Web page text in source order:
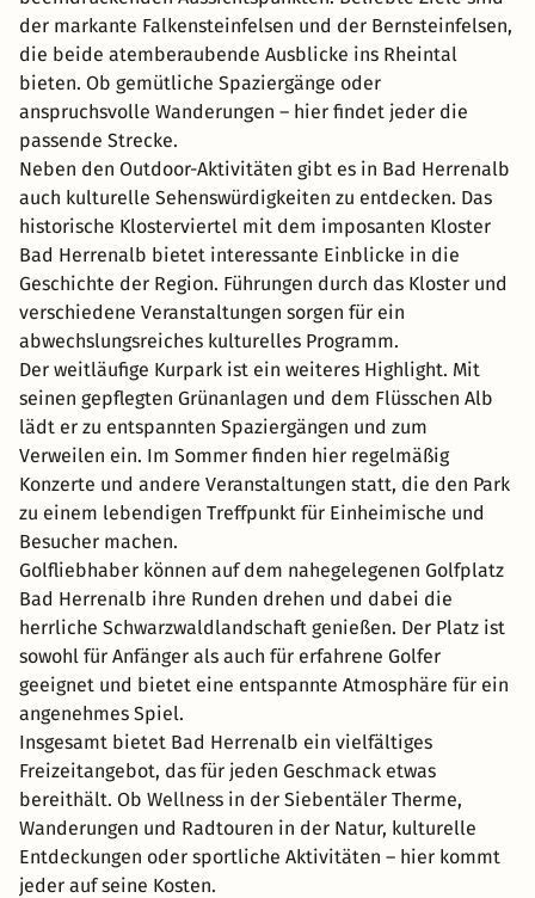
der markante Falkensteinfelsen und der Bernsteinfelsen,
die beide atemberaubende Ausblicke ins Rheintal
bieten. Ob gemütliche Spaziergänge oder
anspruchsvolle Wanderungen – hier findet jeder die
passende Strecke.
Neben den Outdoor-Aktivitäten gibt es in Bad Herrenalb
auch kulturelle Sehenswürdigkeiten zu entdecken. Das
historische Klosterviertel mit dem imposanten Kloster
Bad Herrenalb bietet interessante Einblicke in die
Geschichte der Region. Führungen durch das Kloster und
verschiedene Veranstaltungen sorgen für ein
abwechslungsreiches kulturelles Programm.
Der weitläufige Kurpark ist ein weiteres Highlight. Mit
seinen gepflegten Grünanlagen und dem Flüsschen Alb
lädt er zu entspannten Spaziergängen und zum
Verweilen ein. Im Sommer finden hier regelmäßig
Konzerte und andere Veranstaltungen statt, die den Park
zu einem lebendigen Treffpunkt für Einheimische und
Besucher machen.
Golfliebhaber können auf dem nahegelegenen Golfplatz
Bad Herrenalb ihre Runden drehen und dabei die
herrliche Schwarzwaldlandschaft genießen. Der Platz ist
sowohl für Anfänger als auch für erfahrene Golfer
geeignet und bietet eine entspannte Atmosphäre für ein
angenehmes Spiel.
Insgesamt bietet Bad Herrenalb ein vielfältiges
Freizeitangebot, das für jeden Geschmack etwas
bereithält. Ob Wellness in der Siebentäler Therme,
Wanderungen und Radtouren in der Natur, kulturelle
Entdeckungen oder sportliche Aktivitäten – hier kommt
jeder auf seine Kosten.